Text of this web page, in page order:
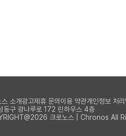
소개광고제휴 문의 이용 약관개인정보 처리
동구 광나루로 172 린하우스 4층
크로노스 | Chronos All